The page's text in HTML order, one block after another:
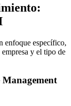
enfoque específico,
empresa y el tipo de